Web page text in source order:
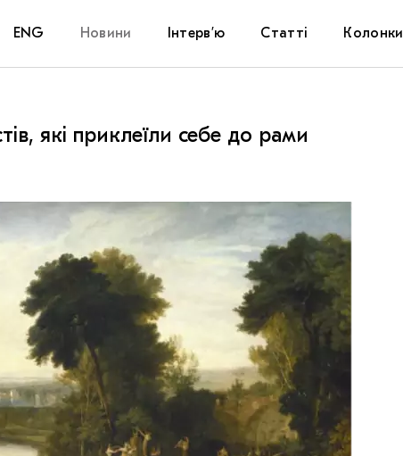
ENG Новини Інтерв’ю Статті Колонки
які приклеїли себе до рами